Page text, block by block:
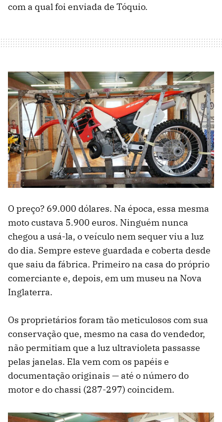
com a qual foi enviada de Tóquio.
O preço? 69.000 dólares. Na época, essa mesma
moto custava 5.900 euros. Ninguém nunca
chegou a usá-la, o veículo nem sequer viu a luz
do dia. Sempre esteve guardada e coberta desde
que saiu da fábrica. Primeiro na casa do próprio
comerciante e, depois, em um museu na Nova
Inglaterra.
Os proprietários foram tão meticulosos com sua
conservação que, mesmo na casa do vendedor,
não permitiam que a luz ultravioleta passasse
pelas janelas. Ela vem com os papéis e
documentação originais — até o número do
motor e do chassi (287-297) coincidem.